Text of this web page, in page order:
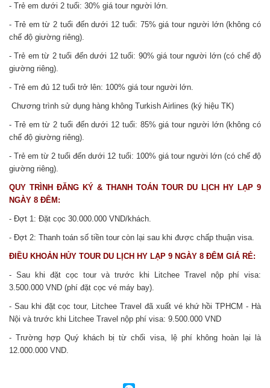
- Trẻ em dưới 2 tuổi: 30% giá tour người lớn.
- Trẻ em từ 2 tuổi đến dưới 12 tuổi: 75% giá tour người lớn (không có
chế độ giường riêng).
- Trẻ em từ 2 tuổi đến dưới 12 tuổi: 90% giá tour người lớn (có chế độ
giường riêng).
- Trẻ em đủ 12 tuổi trở lên: 100% giá tour người lớn.
Chương trình sử dụng hàng không Turkish Airlines (ký hiệu TK)
- Trẻ em từ 2 tuổi đến dưới 12 tuổi: 85% giá tour người lớn (không có
chế độ giường riêng).
- Trẻ em từ 2 tuổi đến dưới 12 tuổi: 100% giá tour người lớn (có chế độ
giường riêng).
QUY TRÌNH ĐĂNG KÝ & THANH TOÁN TOUR DU LỊCH HY LẠP 9
NGÀY 8 ĐÊM:
- Đợt 1: Đặt cọc 30.000.000 VND/khách.
- Đợt 2: Thanh toán số tiền tour còn lại sau khi được chấp thuận visa.
ĐIỀU KHOẢN HỦY TOUR DU LỊCH HY LẠP 9 NGÀY 8 ĐÊM GIÁ RẺ:
- Sau khi đặt cọc tour và trước khi Litchee Travel nộp phí visa:
3.500.000 VND (phí đặt cọc vé máy bay).
- Sau khi đặt cọc tour, Litchee Travel đã xuất vé khứ hồi TPHCM - Hà
Nội và trước khi Litchee Travel nộp phí visa: 9.500.000 VND
- Trường hợp Quý khách bị từ chối visa, lệ phí không hoàn lại là
12.000.000 VND.